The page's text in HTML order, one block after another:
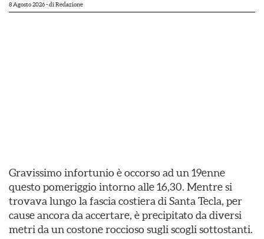
8 Agosto 2026- di Redazione
Gravissimo infortunio è occorso ad un 19enne
questo pomeriggio intorno alle 16,30. Mentre si
trovava lungo la fascia costiera di Santa Tecla, per
cause ancora da accertare, è precipitato da diversi
metri da un costone roccioso sugli scogli sottostanti.